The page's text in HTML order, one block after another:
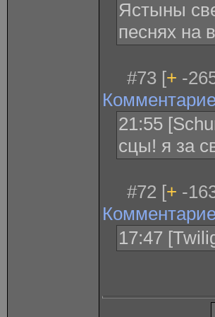
Ястыны
песнях на
#73 [+ -
21:55
сцы! я за
#72 [+ -
17:47